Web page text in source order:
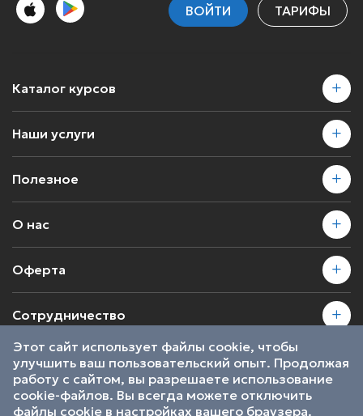
ВОЙТИ ТАРИФЫ
Каталог курсов
Наши услуги
Полезное
О нас
Оферта
Сотрудничество
2026 © SkillsProof | Все права защищены
Пользовательское соглашение
Являемся участниками
Этот сайт использует файлы cookie, чтобы
улучшить ваш пользовательский опыт. Продолжая
работу с сайтом, вы разрешаете использование
cookie-файлов. Вы всегда можете отключить
файлы cookie в настройках вашего браузера.